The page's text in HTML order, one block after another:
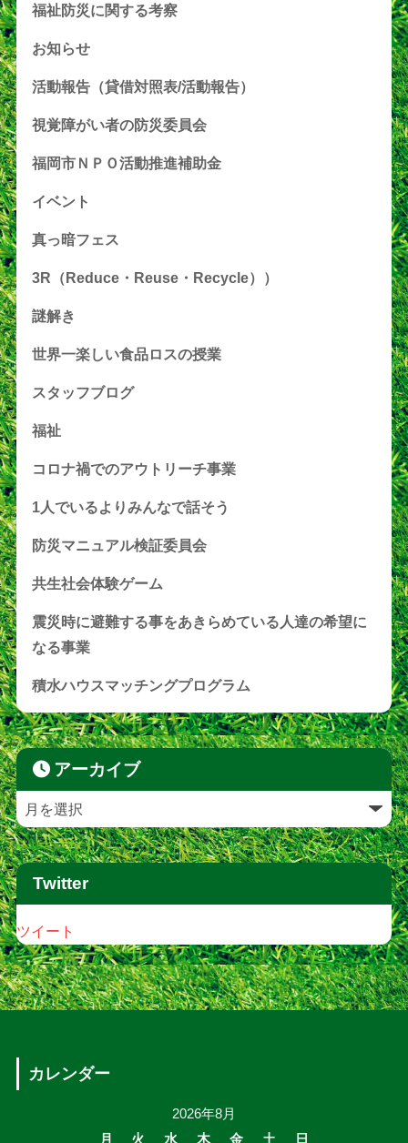
福祉防災に関する考察
お知らせ
活動報告（貸借対照表/活動報告）
視覚障がい者の防災委員会
福岡市ＮＰＯ活動推進補助金
イベント
真っ暗フェス
3R（Reduce・Reuse・Recycle））
謎解き
世界一楽しい食品ロスの授業
スタッフブログ
福祉
コロナ禍でのアウトリーチ事業
1人でいるよりみんなで話そう
防災マニュアル検証委員会
共生社会体験ゲーム
震災時に避難する事をあきらめている人達の希望に
なる事業
積水ハウスマッチングプログラム
アーカイブ
Twitter
ツイート
カレンダー
2026年8月
月
火 水 木 金 土 日